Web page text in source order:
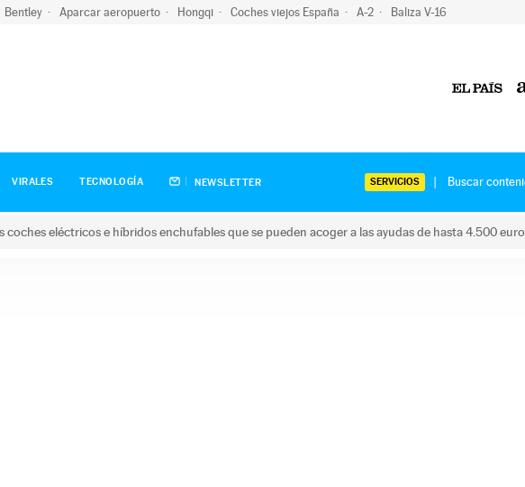
Bentley Aparcar aeropuerto Hongqi Coches viejos España A-2 Baliza V-16
VIRALES TECNOLOGÍA NEWSLETTER SERVICIOS
eléctricos e híbridos enchufables que se pueden acoger a las ayudas de hasta 4.500 euro